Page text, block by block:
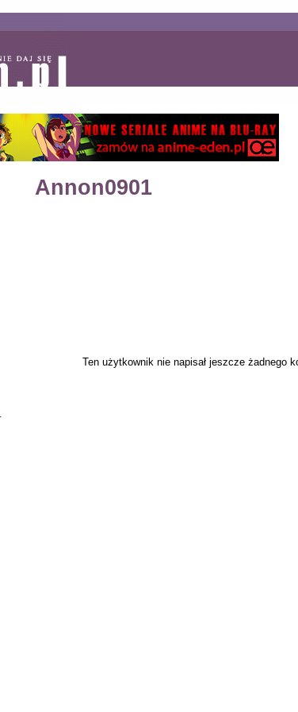
Annon0901
Ten użytkownik nie napisał jeszcze żadnego